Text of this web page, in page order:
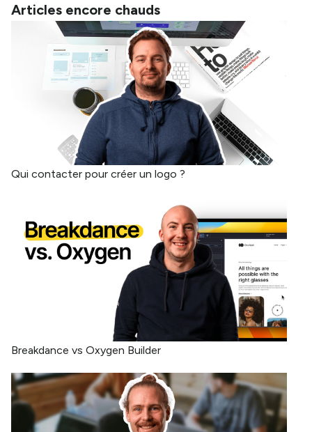
Articles encore chauds
Qui contacter pour créer un logo ?
Breakdance vs Oxygen Builder